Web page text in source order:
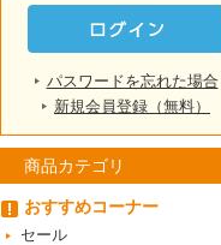
パスワードを忘れた場合
新規会員登録（無料）
商品カテゴリ
おすすめコーナー
セール